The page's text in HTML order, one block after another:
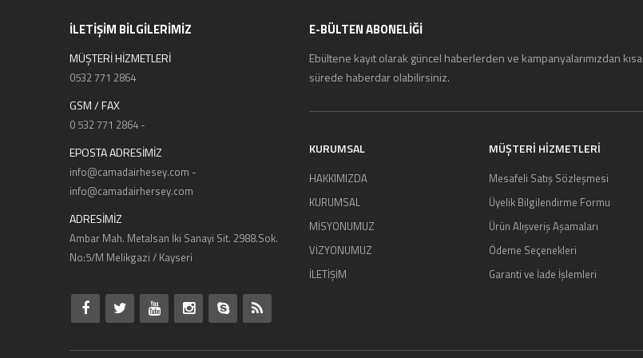
İLETİŞİM BİLGİLERİMİZ
MÜŞTERİ HİZMETLERİ
0532 771 2864
GSM / FAX
0 532 771 2864 -
EPOSTA ADRESİMİZ
info@camadairhesey.com -
info@camadairhersey.com
ADRESİMİZ
Ambar Mah. Metalsan İki Sanayi Sit. 2988.Sok.
No:5/M Melikgazi / Kayseri
E-BÜLTEN ABONELİĞİ
Ebültene kayıt olarak güncel haberlerden ve kampanyalarımızdan kısa
sürede haberdar olabilirsiniz.
KURUMSAL
HAKKIMIZDA
KURUMSAL
MİSYONUMUZ
VİZYONUMUZ
İLETİŞİM
MÜŞTERI HIZMETLERI
Mesafeli Satış Sözleşmesi
Üyelik Bilgilendirme Formu
Ürün Alışveriş Aşamaları
Ödeme Seçenekleri
Garanti ve İade İşlemleri